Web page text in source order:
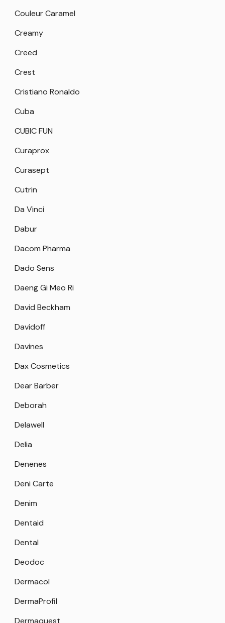
Couleur Caramel
Creamy
Creed
Crest
Cristiano Ronaldo
Cuba
CUBIC FUN
Curaprox
Curasept
Cutrin
Da Vinci
Dabur
Dacom Pharma
Dado Sens
Daeng Gi Meo Ri
David Beckham
Davidoff
Davines
Dax Cosmetics
Dear Barber
Deborah
Delawell
Delia
Denenes
Deni Carte
Denim
Dentaid
Dental
Deodoc
Dermacol
DermaProfil